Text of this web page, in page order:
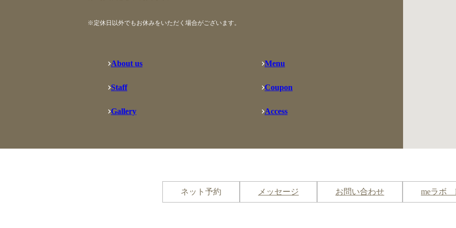
※定休日以外でもお休みをいただく場合がございます。
About us Menu
Staff Coupon
Gallery Access
ネット予約 メッセージ お問い合わせ meラボ